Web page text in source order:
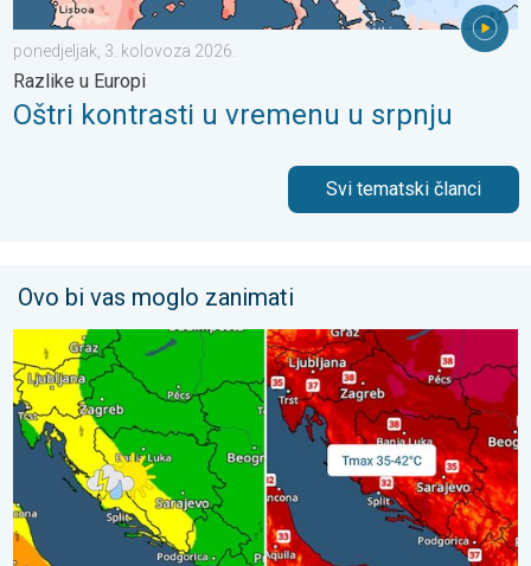
ponedjeljak, 3. kolovoza 2026.
Razlike u Europi
Oštri kontrasti u vremenu u srpnju
Svi tematski članci
Ovo bi vas moglo zanimati
Vrhunac toplinskog vala. Svježije u petak. Negdje stižu i